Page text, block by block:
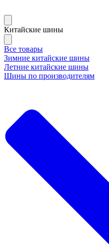
Китайские шины
Все товары
Зимние китайские шины
Летние китайские шины
Шины по производителям